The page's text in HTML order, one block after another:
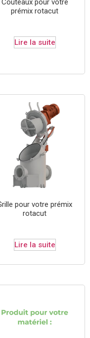
Couteaux pour votre
prémix rotacut
Lire la suite
pour votre prémix
rotacut
Lire la suite